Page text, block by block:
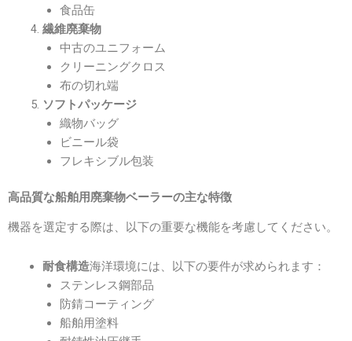
食品缶
繊維廃棄物
中古のユニフォーム
クリーニングクロス
布の切れ端
ソフトパッケージ
織物バッグ
ビニール袋
フレキシブル包装
高品質な船舶用廃棄物ベーラーの主な特徴
機器を選定する際は、以下の重要な機能を考慮してください。
耐食構造海洋環境には、以下の要件が求められます：
ステンレス鋼部品
防錆コーティング
船舶用塗料